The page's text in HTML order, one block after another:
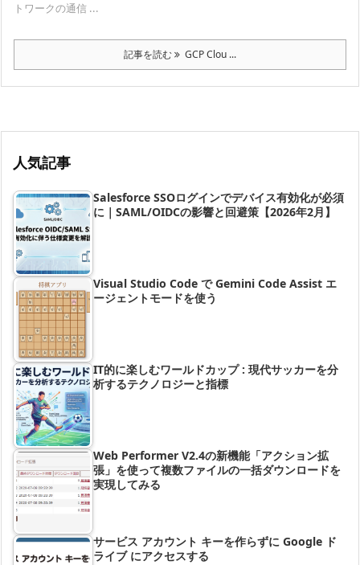
トワークの通信 ...
記事を読む GCP Clou ...
人気記事
Salesforce SSOログインでデバイス有効化が必須
に｜SAML/OIDCの影響と回避策【2026年2月】
Visual Studio Code で Gemini Code Assist エ
ージェントモードを使う
IT的に楽しむワールドカップ : 現代サッカーを分
析するテクノロジーと指標
Web Performer V2.4の新機能「アクション拡
張」を使って複数ファイルの一括ダウンロードを
実現してみる
サービス アカウント キーを作らずに Google ド
ライブ にアクセスする